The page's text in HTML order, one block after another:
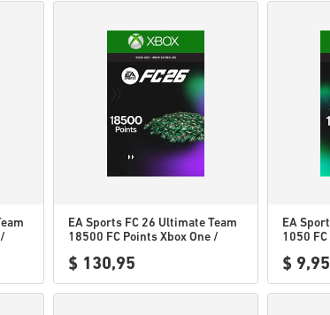
EA Sports FC 26 Ultimate Team
18500 FC Points Xbox One /
$ 130,95
EA
1050
$ 9,95